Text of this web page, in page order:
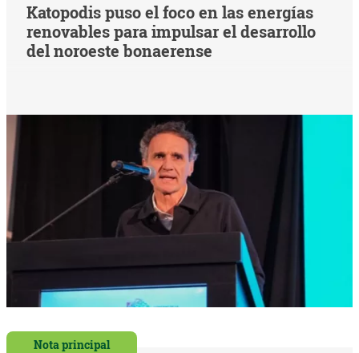
Katopodis puso el foco en las energías
renovables para impulsar el desarrollo
del noroeste bonaerense
Nota principal